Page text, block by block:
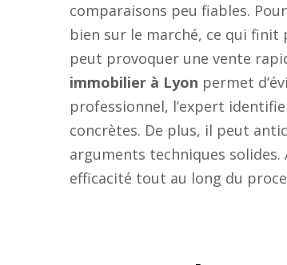
comparaisons peu fiables.
bien sur le marché, ce qui finit
peut provoquer une vente
immobilier à Lyon permet
professionnel, l’expert
concrètes. De plus, il peut
arguments techniques
efficacité tout au long du